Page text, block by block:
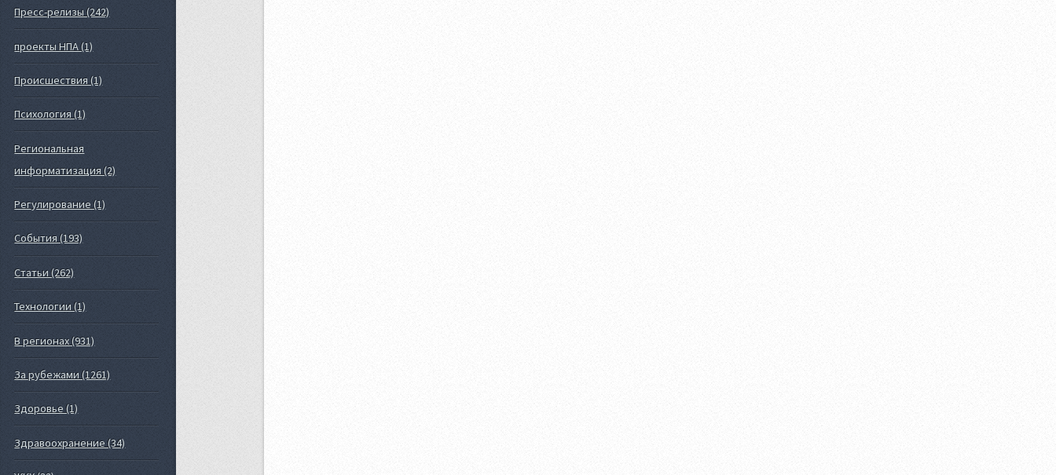
Пресс-релизы (242)
проекты НПА (1)
Происшествия (1)
Психология (1)
Региональная
информатизация (2)
Регулирование (1)
События (193)
Статьи (262)
Технологии (1)
В регионах (931)
За рубежами (1261)
Здоровье (1)
Здравоохранение (34)